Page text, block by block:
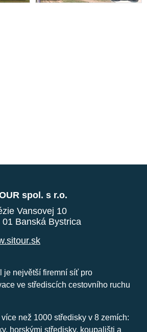
spol. s r.o.
Vansovej 10
01 Banská Bystrica
je největší firemní síť pro
ve střediscích cestovního ruchu
než 1000 středisky v 8 zemích:
horskými středisky, koupališti a